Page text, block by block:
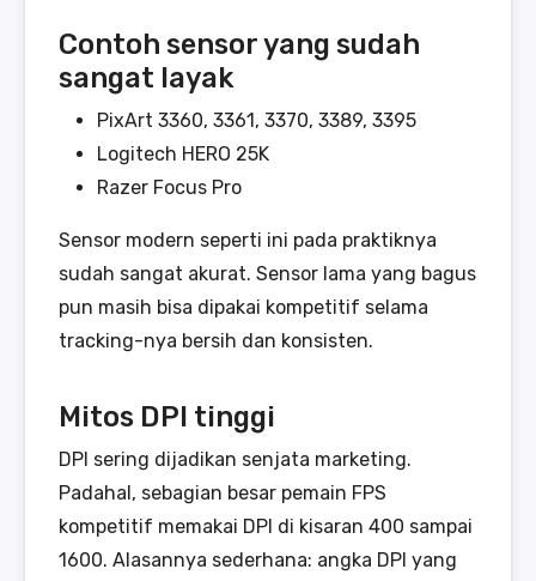
Contoh sensor yang sudah
sangat layak
PixArt 3360, 3361, 3370, 3389, 3395
Logitech HERO 25K
Razer Focus Pro
Sensor modern seperti ini pada praktiknya
sudah sangat akurat. Sensor lama yang bagus
pun masih bisa dipakai kompetitif selama
tracking-nya bersih dan konsisten.
Mitos DPI tinggi
DPI sering dijadikan senjata marketing.
Padahal, sebagian besar pemain FPS
kompetitif memakai DPI di kisaran 400 sampai
1600. Alasannya sederhana: angka DPI yang